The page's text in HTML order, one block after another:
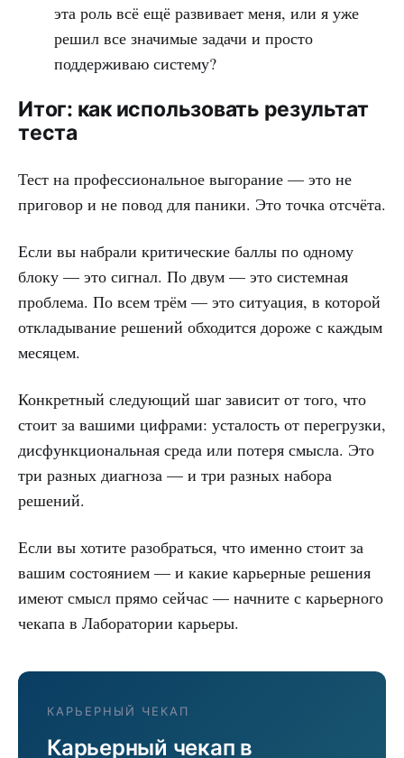
эта роль всё ещё развивает меня, или я уже
решил все значимые задачи и просто
поддерживаю систему?
Итог: как использовать результат
теста
Тест на профессиональное выгорание — это не
приговор и не повод для паники. Это точка отсчёта.
Если вы набрали критические баллы по одному
блоку — это сигнал. По двум — это системная
проблема. По всем трём — это ситуация, в которой
откладывание решений обходится дороже с каждым
месяцем.
Конкретный следующий шаг зависит от того, что
стоит за вашими цифрами: усталость от перегрузки,
дисфункциональная среда или потеря смысла. Это
три разных диагноза — и три разных набора
решений.
Если вы хотите разобраться, что именно стоит за
вашим состоянием — и какие карьерные решения
имеют смысл прямо сейчас — начните с карьерного
чекапа в Лаборатории карьеры.
КАРЬЕРНЫЙ ЧЕКАП
Карьерный чекап в